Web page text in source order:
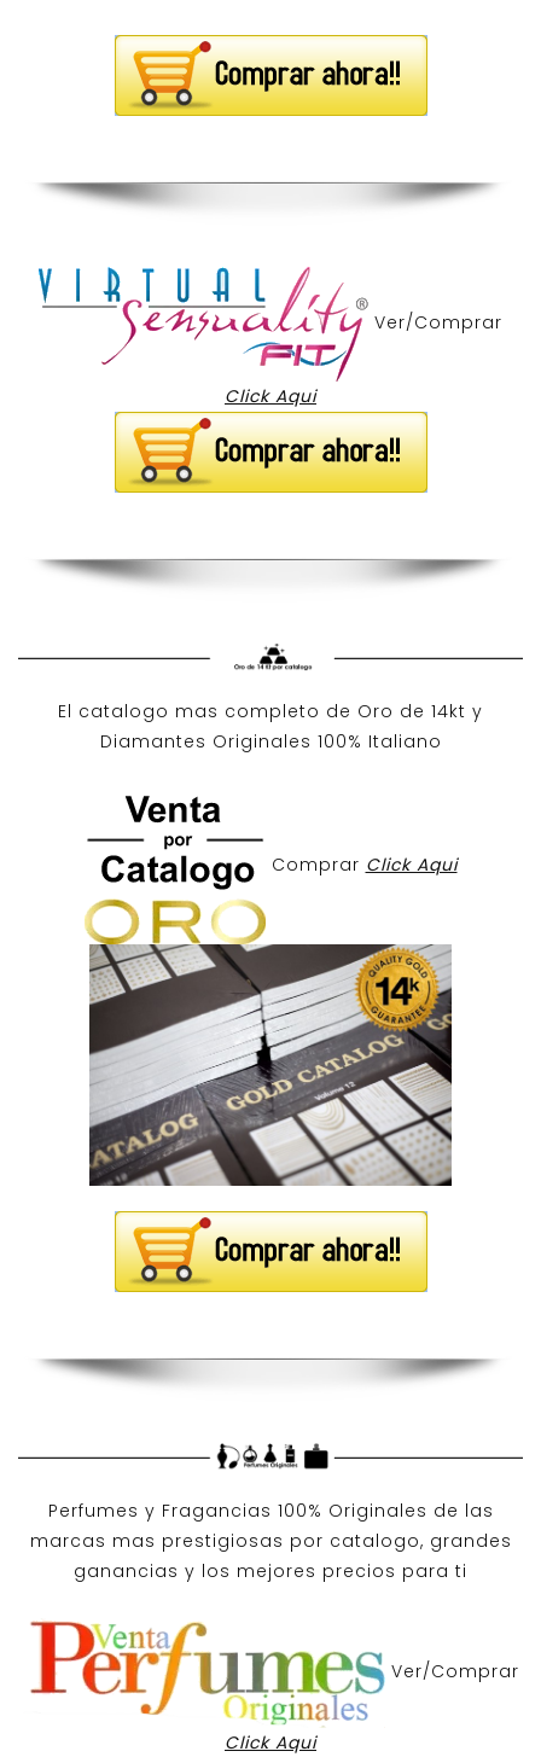
Ver/Comprar
Click Aqui
El catalogo mas completo de Oro de 14kt y
Diamantes Originales 100% Italiano
Comprar Click Aqui
Perfumes y Fragancias 100% Originales de las
marcas mas prestigiosas por catalogo, grandes
ganancias y los mejores precios para ti
Ver/Comprar
Click Aqui